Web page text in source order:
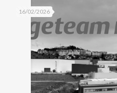
16/02/2026